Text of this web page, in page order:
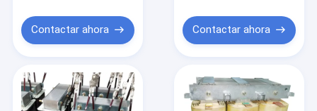
Contactar ahora Contactar ahora